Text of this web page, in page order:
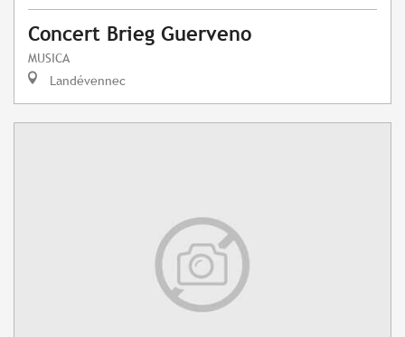
Concert Brieg Guerveno
MUSICA
Landévennec